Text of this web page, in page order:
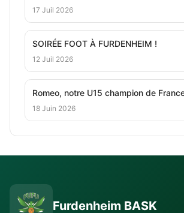
17 Juil 2026
SOIRÉE FOOT À FURDENHEIM !
12 Juil 2026
Romeo, notre U15 champion de
18 Juin 2026
Furdenheim BASK